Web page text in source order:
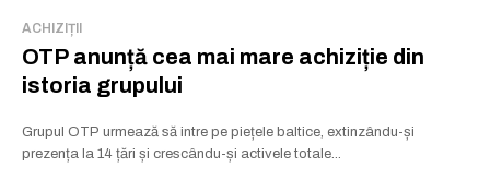
ACHIZIȚII
OTP anunță cea mai mare achiziție din
istoria grupului
Grupul OTP urmează să intre pe piețele baltice, extinzându-și
prezența la 14 țări și crescându-și activele totale...